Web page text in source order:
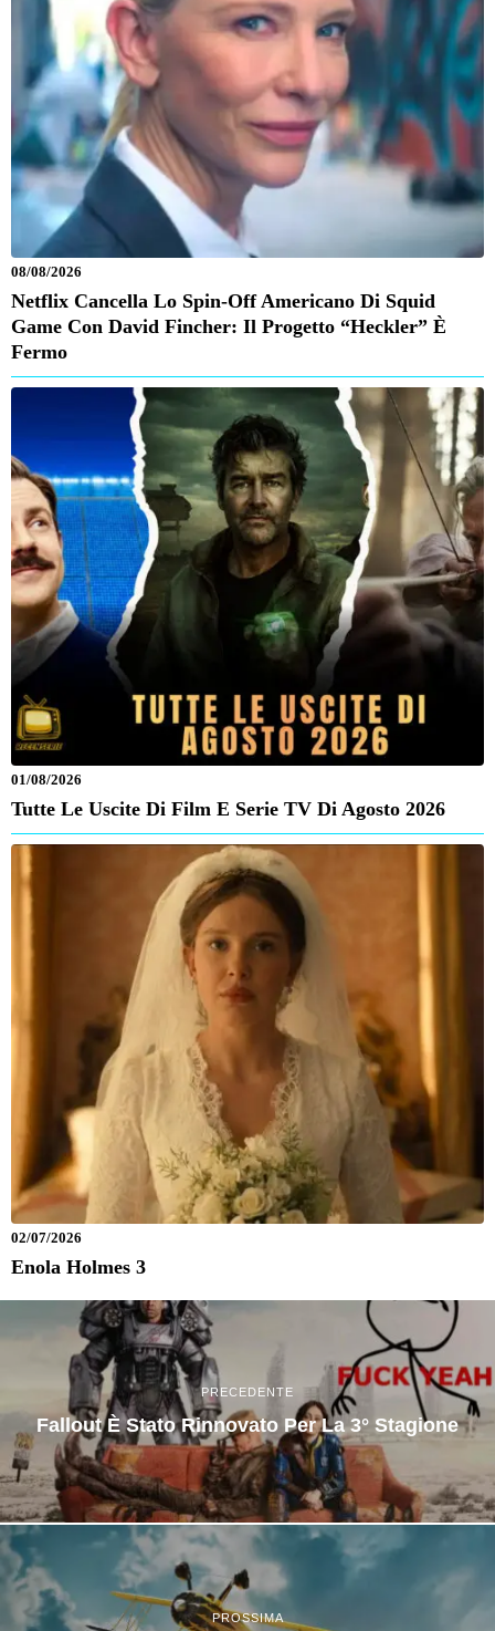
08/08/2026
Netflix Cancella Lo Spin-Off Americano Di Squid
Game Con David Fincher: Il Progetto “Heckler” È
Fermo
01/08/2026
Tutte Le Uscite Di Film E Serie TV Di Agosto 2026
02/07/2026
Enola Holmes 3
PRECEDENTE
Fallout È Stato Rinnovato Per La 3° Stagione
PROSSIMA